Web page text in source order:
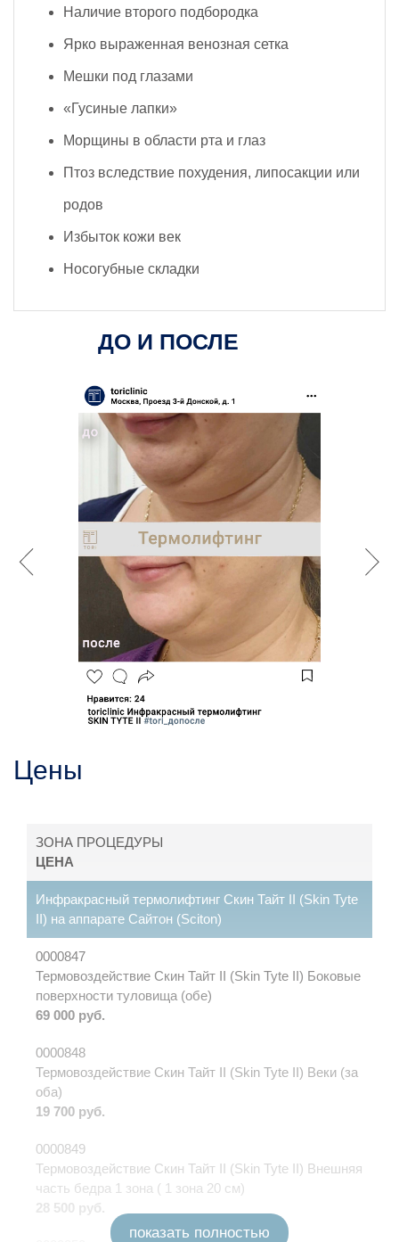
Наличие второго подбородка
Ярко выраженная венозная сетка
Мешки под глазами
«Гусиные лапки»
Морщины в области рта и глаз
Птоз вследствие похудения, липосакции или
родов
Избыток кожи век
Носогубные складки
ДО И ПОСЛЕ
Цены
показать полностью
ЗОНА ПРОЦЕДУРЫ
ЦЕНА
Инфракрасный термолифтинг Скин Тайт II (Skin Tyte
II) на аппарате Сайтон (Sciton)
0000847
Термовоздействие Скин Тайт II (Skin Tyte II) Боковые
поверхности туловища (обе)
69 000 руб.
0000848
Термовоздействие Скин Тайт II (Skin Tyte II) Веки (за
оба)
19 700 руб.
0000849
Термовоздействие Скин Тайт II (Skin Tyte II) Внешняя
часть бедра 1 зона ( 1 зона 20 см)
28 500 руб.